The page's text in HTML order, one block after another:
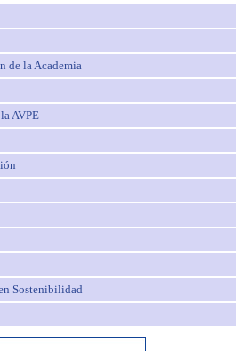
de la Academia
AVPE
Sostenibilidad